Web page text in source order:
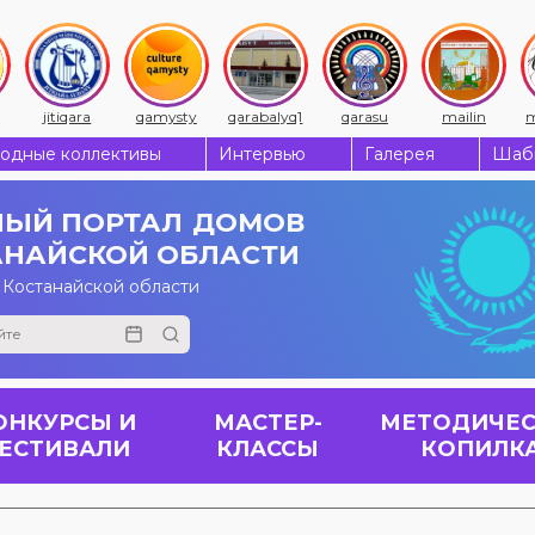
jitiqara qamysty qarabalyq1 qarasu mailin
коллективы Интервью Галерея
ПОРТАЛ ДОМОВ
ОБЛАСТИ
области
И
МАСТЕР-
КЛАССЫ